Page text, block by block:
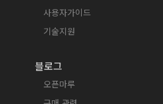
사용자가이드
기술지원
블로그
오픈마루